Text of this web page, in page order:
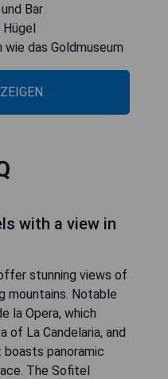
Bar
das Goldmuseum
with a view in
stunning views of
mountains. Notable
la Opera, which
of La Candelaria, and
panoramic
The Sofitel